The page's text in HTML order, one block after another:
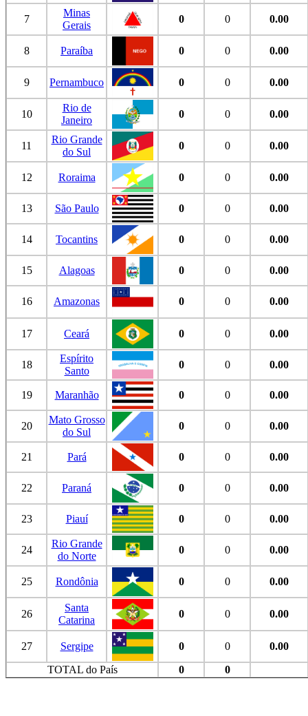
7
Minas
Gerais
0 0 0.00
8 Paraíba 0 0 0.00
9 Pernambuco 0 0 0.00
10
Rio de
Janeiro
0 0 0.00
11
Rio Grande
do Sul
0 0 0.00
12 Roraima 0 0 0.00
13 São Paulo 0 0 0.00
14 Tocantins 0 0 0.00
15 Alagoas 0 0 0.00
16 Amazonas 0 0 0.00
17 Ceará 0 0 0.00
18
Espírito
Santo
0 0 0.00
19 Maranhão 0 0 0.00
20
Mato Grosso
do Sul
0 0 0.00
21 Pará 0 0 0.00
22 Paraná 0 0 0.00
23 Piauí 0 0 0.00
24
Rio Grande
do Norte
0 0 0.00
25 Rondônia 0 0 0.00
26
Santa
Catarina
0 0 0.00
27 Sergipe 0 0
0.00
TOTAL do País
0 0